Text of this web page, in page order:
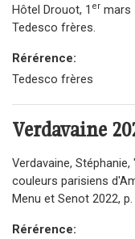
Hôtel Drouot, 1 er mars
Tedesco frères.
Rérérence:
Tedesco frères
Verdavaine
Verdavaine,
couleurs parisiens
Menu et Senot 2022, p.
Rérérence: